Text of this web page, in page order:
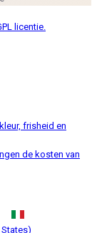
licentie.
frisheid en
de kosten van